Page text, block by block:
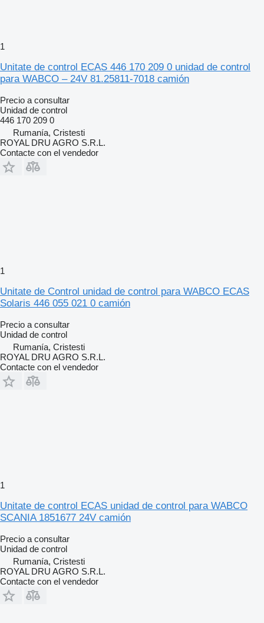
1
Unitate de control ECAS 446 170 209 0 unidad de control
para WABCO – 24V 81.25811-7018 camión
Precio a consultar
Unidad de control
446 170 209 0
Rumanía, Cristesti
ROYAL DRU AGRO S.R.L.
Contacte con el vendedor
1
Unitate de Control unidad de control para WABCO ECAS
Solaris 446 055 021 0 camión
Precio a consultar
Unidad de control
Rumanía, Cristesti
ROYAL DRU AGRO S.R.L.
Contacte con el vendedor
1
Unitate de control ECAS unidad de control para WABCO
SCANIA 1851677 24V camión
Precio a consultar
Unidad de control
Rumanía, Cristesti
ROYAL DRU AGRO S.R.L.
Contacte con el vendedor